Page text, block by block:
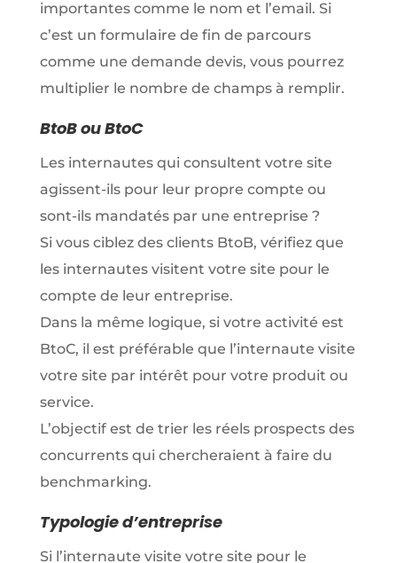
importantes comme le nom et l’email. Si
c’est un formulaire de fin de parcours
comme une demande devis, vous pourrez
multiplier le nombre de champs à remplir.
BtoB ou BtoC
Les internautes qui consultent votre site
agissent-ils pour leur propre compte ou
sont-ils mandatés par une entreprise ?
Si vous ciblez des clients BtoB, vérifiez que
les internautes visitent votre site pour le
compte de leur entreprise.
Dans la même logique, si votre activité est
BtoC, il est préférable que l’internaute visite
votre site par intérêt pour votre produit ou
service.
L’objectif est de trier les réels prospects des
concurrents qui chercheraient à faire du
benchmarking.
Typologie d’entreprise
Si l’internaute visite votre site pour le